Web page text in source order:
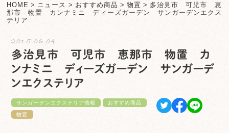
HOME > ニュース > おすすめ商品 > 物置 > 多治見市 可児市 恵
那市 物置 カンナミニ ディーズガーデン サンガーデンエクス
テリア
2015.06.04
多治見市 可児市 恵那市 物置 カ
ンナミニ ディーズガーデン サンガーデ
ンエクステリア
サンガーデンエクステリア情報
おすすめ商品
物置